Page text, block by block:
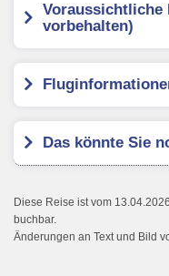
Voraussichtliche
vorbehalten)
Das könnte Sie
Diese Reise ist vom
buchbar.
Änderungen an Text und Bild